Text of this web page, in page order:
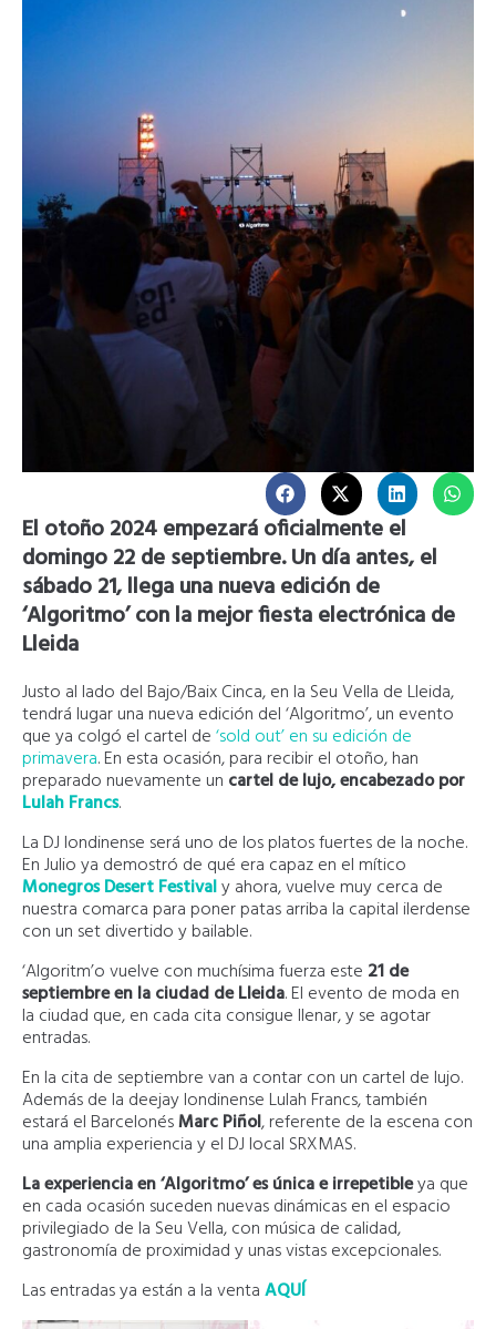
El otoño 2024 empezará oficialmente el
domingo 22 de septiembre. Un día antes, el
sábado 21, llega una nueva edición de
‘Algoritmo’ con la mejor fiesta electrónica de
Lleida
Justo al lado del Bajo/Baix Cinca, en la Seu Vella de Lleida,
tendrá lugar una nueva edición del ‘Algoritmo’, un evento
que ya colgó el cartel de‘sold out’ en su edición de
primavera. En esta ocasión, para recibir el otoño, han
preparado nuevamente un cartel de lujo, encabezado por
Lulah Francs.
La DJ londinense será uno de los platos fuertes de la noche.
En Julio ya demostró de qué era capaz en el mítico
Monegros Desert Festivaly ahora, vuelve muy cerca de
nuestra comarca para poner patas arriba la capital ilerdense
con un set divertido y bailable.
‘Algoritm’o vuelve con muchísima fuerza este 21 de
septiembre en la ciudad de Lleida. El evento de moda en
la ciudad que, en cada cita consigue llenar, y se agotar
entradas.
En la cita de septiembre van a contar con un cartel de lujo.
Además de la deejay londinense Lulah Francs, también
estará el BarcelonésMarc Piñol, referente de la escena con
una amplia experiencia y el DJ local SRXMAS.
La experiencia en ‘Algoritmo’ es única e irrepetibleya que
en cada ocasión suceden nuevas dinámicas en el espacio
privilegiado de la Seu Vella, con música de calidad,
gastronomía de proximidad y unas vistas excepcionales.
Las entradas ya están a la ventaAQUÍ